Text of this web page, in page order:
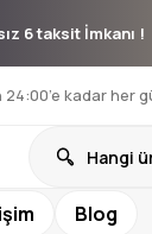
6 taksit
24:00’e kadar her
Blog